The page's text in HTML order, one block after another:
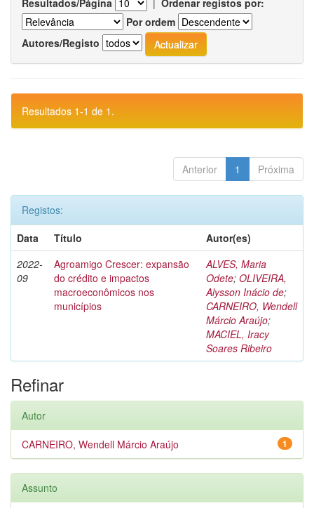
Resultados/Página | Ordenar registos por:
Por ordem
Autores/Registo
Resultados 1-1 de 1.
Anterior 1 Próxima
Registos:
Data
Título
Autor(es)
2022-
09
Agroamigo Crescer: expansão
do crédito e impactos
macroeconômicos nos
municípios
ALVES, Maria
Odete; OLIVEIRA,
Alysson Inácio de;
CARNEIRO, Wendell
Márcio Araújo;
MACIEL, Iracy
Soares Ribeiro
Refinar
Autor
1
CARNEIRO, Wendell Márcio Araújo
Assunto